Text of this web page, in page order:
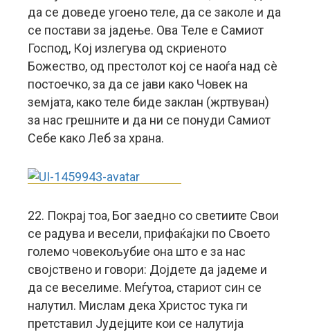
да се доведе угоено теле, да се заколе и да
се постави за јадење. Ова Теле е Самиот
Господ, Кој излегува од скриеното
Божество, од престолот кој се наоѓа над сè
постоечко, за да се јави како Човек на
земјата, како теле биде заклан (жртвуван)
за нас грешните и да ни се понуди Самиот
Себе како Леб за храна.
22. Покрај тоа, Бог заедно со светиите Свои
се радува и весели, прифаќајки по Своето
големо човекољубие она што е за нас
својствено и говори: Дојдете да јадеме и
да се веселиме. Меѓутоа, стариот син се
налутил. Мислам дека Христос тука ги
претставил Јудејците кои се налутија